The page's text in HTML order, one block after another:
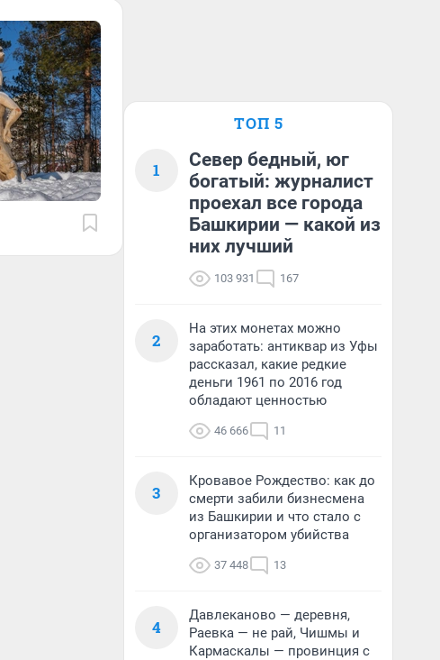
ТОП 5
1
Север бедный, юг
богатый: журналист
проехал все города
Башкирии — какой из
них лучший
103 931 167
2
На этих монетах можно
заработать: антиквар из Уфы
рассказал, какие редкие
деньги 1961 по 2016 год
обладают ценностью
46 666 11
3
Кровавое Рождество: как до
смерти забили бизнесмена
из Башкирии и что стало с
организатором убийства
37 448 13
4
Давлеканово — деревня,
Раевка — не рай, Чишмы и
Кармаскалы — провинция с